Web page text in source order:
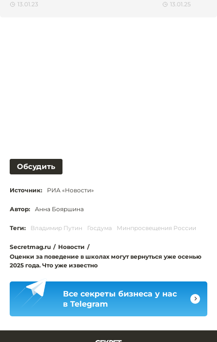
13.01.23 13.01.25
Обсудить
Источник: РИА «Новости»
Автор: Анна Бояршина
Теги: Владимир Путин Госдума Минпросвещения России
Secretmag.ru / Новости /
Оценки за поведение в школах могут вернуться уже осенью
2025 года. Что уже известно
Все секреты бизнеса у нас
в Telegram